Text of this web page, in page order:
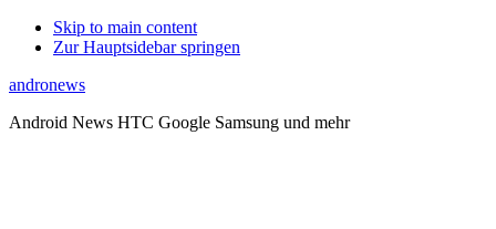
Skip to main content
Zur Hauptsidebar springen
andronews
Android News HTC Google Samsung und mehr